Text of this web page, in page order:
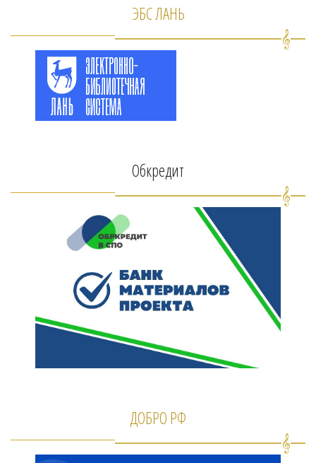
ЭБС ЛАНЬ
Обкредит
ДОБРО РФ